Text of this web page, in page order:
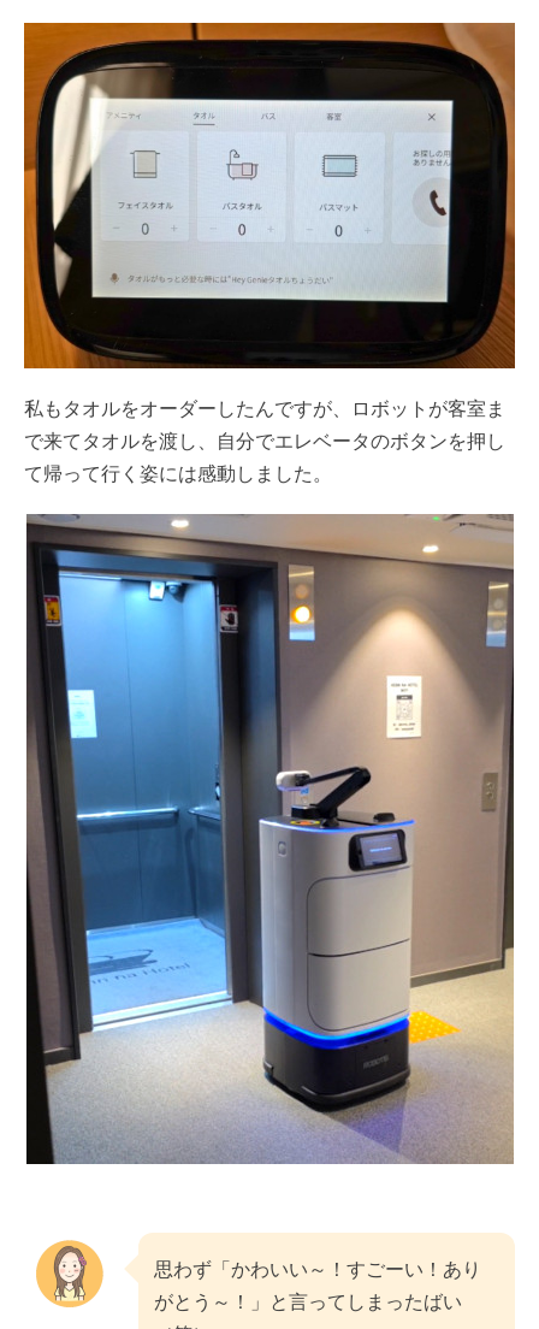
私もタオルをオーダーしたんですが、ロボットが客室ま
で来てタオルを渡し、自分でエレベータのボタンを押し
て帰って行く姿には感動しました。
思わず「かわいい～！すごーい！あり
がとう～！」と言ってしまったばい